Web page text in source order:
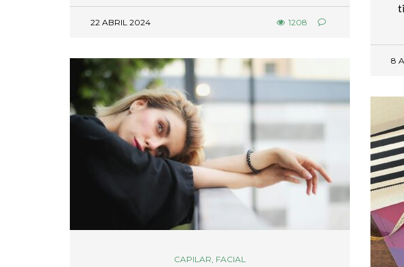
22 ABRIL 2024 1208
8
CAPILAR FACIAL